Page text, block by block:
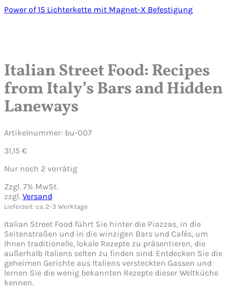
Power of 15 Lichterkette mit Magnet-X Befestigung
Italian Street Food: Recipes
from Italy’s Bars and Hidden
Laneways
Artikelnummer: bu-007
31,15 €
Nur noch 2 vorrätig
Zzgl. 7% MwSt.
zzgl. Versand
Lieferzeit: ca. 2-3 Werktage
Italian Street Food führt Sie hinter die Piazzas, in die
Seitenstraßen und in die winzigen Bars und Cafés, um
Ihnen traditionelle, lokale Rezepte zu präsentieren, die
außerhalb Italiens selten zu finden sind. Entdecken Sie die
geheimen Gerichte aus Italiens versteckten Gassen und
lernen Sie die wenig bekannten Rezepte dieser Weltküche
kennen.